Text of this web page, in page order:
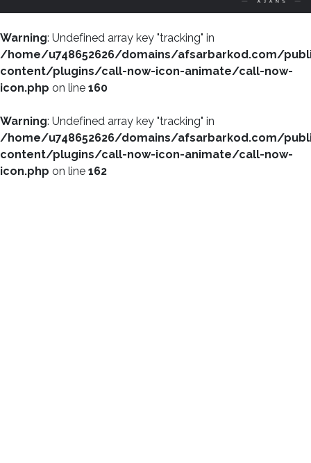
Warning: Undefined array key "tracking" in
/home/u748652626/domains/afsarbarkod.com/
content/plugins/call-now-icon-animate/call-now-
icon.php on line 160
Warning: Undefined array key "tracking" in
/home/u748652626/domains/afsarbarkod.com/
content/plugins/call-now-icon-animate/call-now-
icon.php on line 162